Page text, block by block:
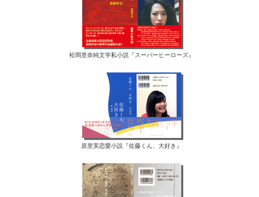
松岡里奈純文学私小説『スーパーヒーローズ』
原里実恋愛小説『佐藤くん、大好き』